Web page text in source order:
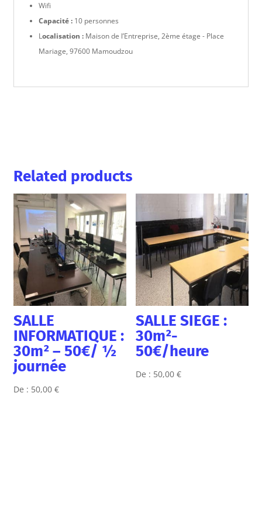
Wifi
Capacité : 10 personnes
Localisation : Maison de l’Entreprise, 2ème étage - Place
Mariage, 97600 Mamoudzou
Related products
SALLE
INFORMATIQUE :
30m² – 50€/ ½
journée
De : 50,00€
SALLE SIEGE :
30m²-
50€/heure
De : 50,00€